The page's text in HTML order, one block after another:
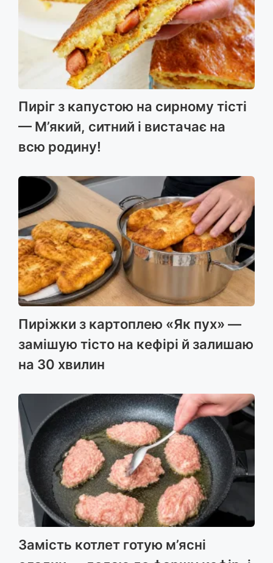
Пиріг з капустою на сирному тісті
— М’який, ситний і вистачає на
всю родину!
Пиріжки з картоплею «Як пух» —
замішую тісто на кефірі й залишаю
на 30 хвилин
Замість котлет готую м’ясні